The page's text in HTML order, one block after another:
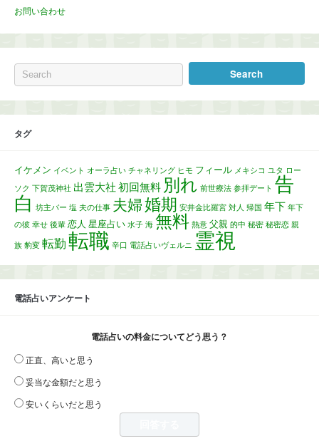
お問い合わせ
タグ
イケメン イベント オーラ占い チャネリング ヒモ フィール メキシコ ユタ ロー
ソク 下賀茂神社 出雲大社 初回無料 別れ 前世療法 参拝デート 告
白 坊主バー 塩 夫の仕事 夫婦婚期 安井金比羅宮 対人 帰国 年下 年下
の彼 幸せ 後輩 恋人 星座占い 水子 海 無料 熱意 父親 的中 秘密 秘密恋 親
族 豹変 転勤 転職 辛口 電話占いヴェルニ 霊視
電話占いアンケート
電話占いの料金についてどう思う？
正直、高いと思う
妥当な金額だと思う
安いくらいだと思う